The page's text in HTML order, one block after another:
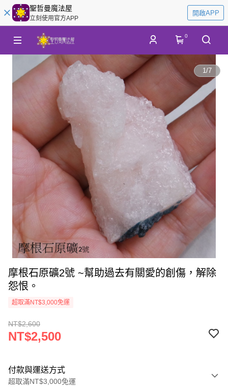
聖哲曼魔法屋
立刻使用官方APP
開啟APP
0
1/7
摩根石原礦2號 ~幫助過去有關愛的創傷，解除
怨恨。
超取滿NT$3,000免運
NT$2,600
NT$2,500
付款與運送方式
超取滿NT$3,000免運